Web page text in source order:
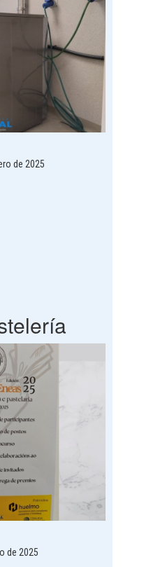
de 2025
de 2025